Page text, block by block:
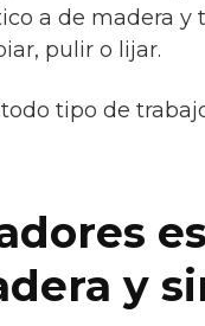
a de madera y
pulir o lijar.
tipo de
y